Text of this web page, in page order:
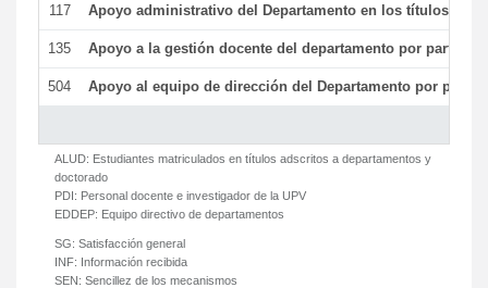
117 Apoyo administrativo del Departamento en los títulos de
135 Apoyo a la gestión docente del departamento por parte
504 Apoyo al equipo de dirección del Departamento por parte
ALUD: Estudiantes matriculados en títulos adscritos a departamentos y
doctorado
PDI: Personal docente e investigador de la UPV
EDDEP: Equipo directivo de departamentos
SG: Satisfacción general
INF: Información recibida
SEN: Sencillez de los mecanismos